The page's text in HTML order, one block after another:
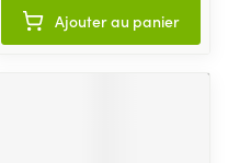
Ajouter au panier